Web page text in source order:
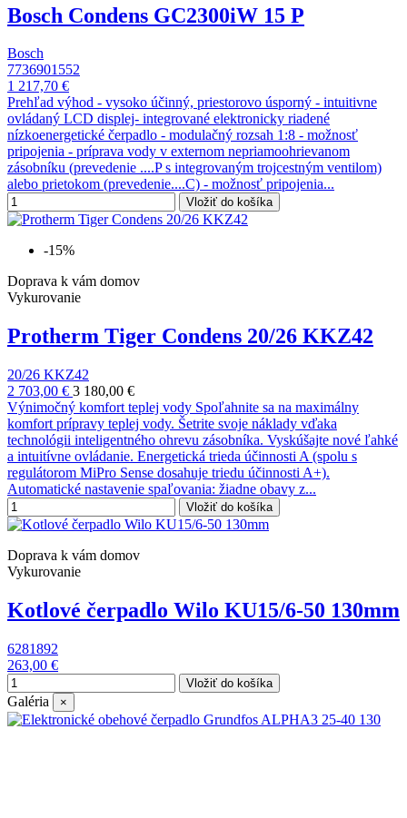
Bosch Condens GC2300iW 15 P
Bosch
7736901552
1 217,70 €
Prehľad výhod - vysoko účinný, priestorovo úsporný - intuitivne
ovládaný LCD displej- integrované elektronicky riadené
nízkoenergetické čerpadlo - modulačný rozsah 1:8 - možnosť
pripojenia - príprava vody v externom nepriamoohrievanom
zásobníku (prevedenie ....P s integrovaným trojcestným ventilom)
alebo prietokom (prevedenie....C) - možnosť pripojenia...
Vložiť do košíka
-15%
Doprava k vám domov
Vykurovanie
Protherm Tiger Condens 20/26 KKZ42
20/26 KKZ42
2 703,00 € 3 180,00 €
Výnimočný komfort teplej vody Spoľahnite sa na maximálny
komfort prípravy teplej vody. Šetrite svoje náklady vďaka
technológii inteligentného ohrevu zásobníka. Vyskúšajte nové ľahké
a intuitívne ovládanie. Energetická trieda účinnosti A (spolu s
regulátorom MiPro Sense dosahuje triedu účinnosti A+).
Automatické nastavenie spaľovania: žiadne obavy z...
Vložiť do košíka
Doprava k vám domov
Vykurovanie
Kotlové čerpadlo Wilo KU15/6-50 130mm
6281892
263,00 €
Vložiť do košíka
Galéria ×